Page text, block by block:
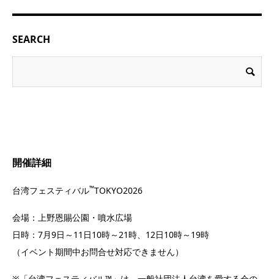
SEARCH
開催詳細
台湾フェスティバル™TOKYO2026
会場：上野恩賜公園・噴水広場
日時：7月9日～11日10時～21時、12日10時～19時
（イベント期間中お問合せ対応できません）